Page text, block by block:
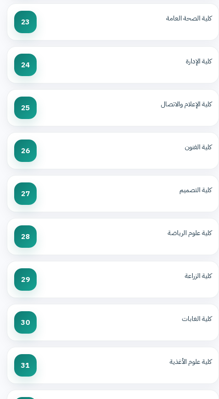
كلية الصحة العامة 23
كلية الإدارة 24
كلية الإعلام والاتصال 25
كلية الفنون 26
كلية التصميم 27
كلية علوم الرياضة 28
كلية الزراعة 29
كلية الغابات 30
كلية علوم الأغذية 31